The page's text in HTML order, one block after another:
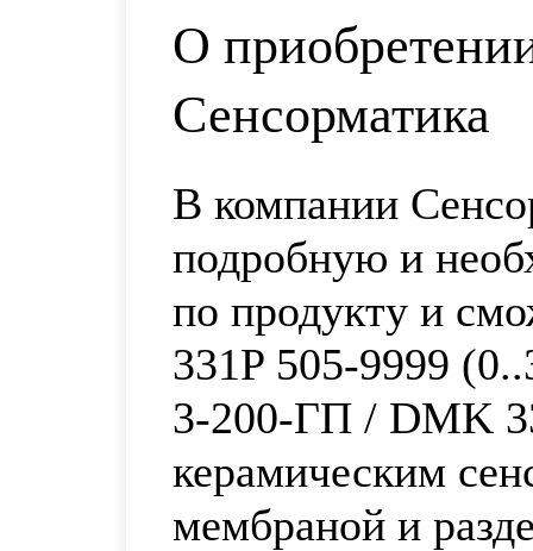
О
Сенсорматика
В компании
подробную и
по продукту и
331P 505-9999
3-200-ГП / DMK
керамическим
мембраной и